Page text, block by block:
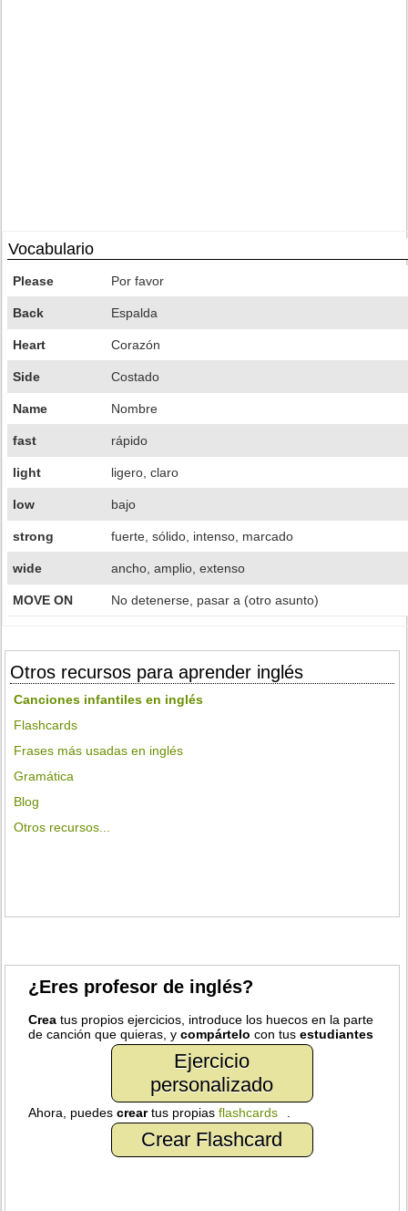
Vocabulario
Please Por favor
Back Espalda
Heart Corazón
Side Costado
Name Nombre
fast rápido
light ligero, claro
low bajo
strong fuerte, sólido, intenso, marcado
wide ancho, amplio, extenso
MOVE ON No detenerse, pasar a (otro asunto)
Otros recursos para aprender inglés
Canciones infantiles en inglés
Flashcards
Frases más usadas en inglés
Gramática
Blog
Otros recursos...
¿Eres profesor de inglés?
Crea tus propios ejercicios, introduce los huecos en la parte
de canción que quieras, ycompártelo con tusestudiantes
Ejercicio
personalizado
Ahora, puedescreartus propiasflashcards
Crear Flashcard